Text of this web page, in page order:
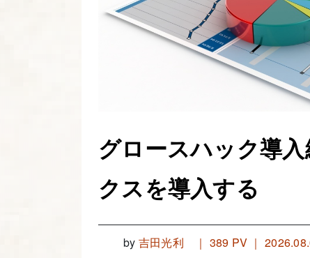
グロースハック導
クスを導入する
by 吉田光利 ｜ 389 PV ｜